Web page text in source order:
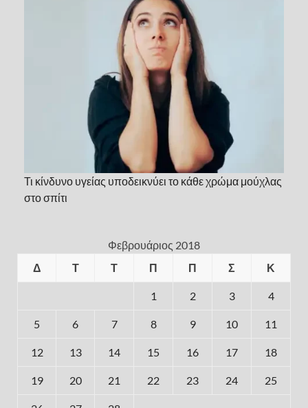
Τι κίνδυνο υγείας υποδεικνύει το κάθε χρώμα μούχλας
στο σπίτι
Φεβρουάριος 2018
Δ
Τ Τ Π Π Σ Κ
1 2 3 4
5 6 7 8 9 10 11
12 13 14 15 16 17 18
19 20 21 22 23 24 25